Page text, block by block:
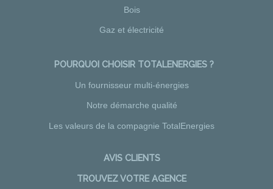
Bois
Gaz et électricité
POURQUOI CHOISIR TOTALENERGIES ?
Un fournisseur multi-énergies
Notre démarche qualité
Les valeurs de la compagnie TotalEnergies
AVIS CLIENTS
TROUVEZ VOTRE AGENCE